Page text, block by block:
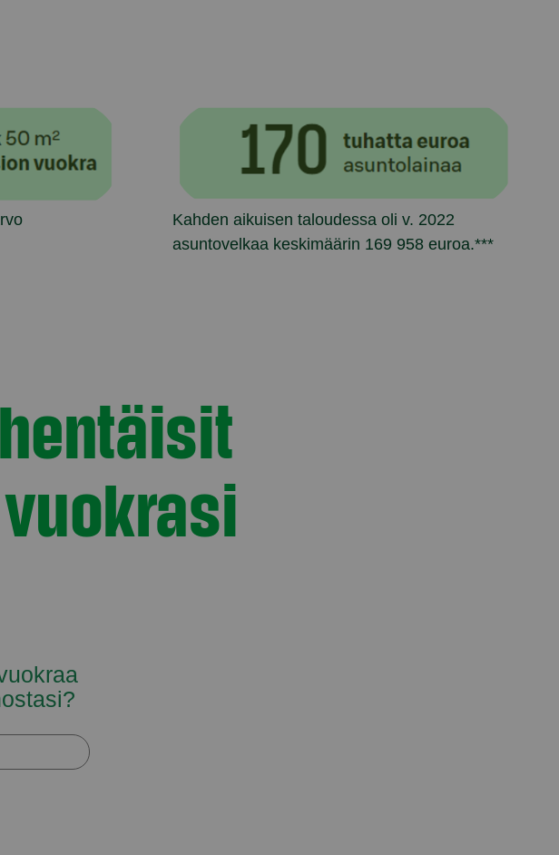
Kahden aikuisen taloudessa oli v. 2022
asuntovelkaa keskimäärin 169 958 euroa.***